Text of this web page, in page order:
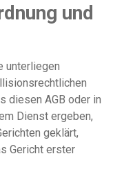
und
unterliegen
diesen AGB oder in
Dienst ergeben,
geklärt,
Gericht erster